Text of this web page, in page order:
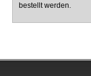
bestellt werden.